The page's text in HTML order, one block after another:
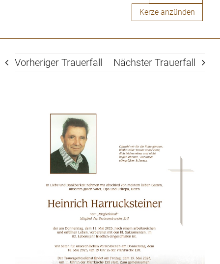
Kerze anzünden
Vorheriger Trauerfall Nächster Trauerfall